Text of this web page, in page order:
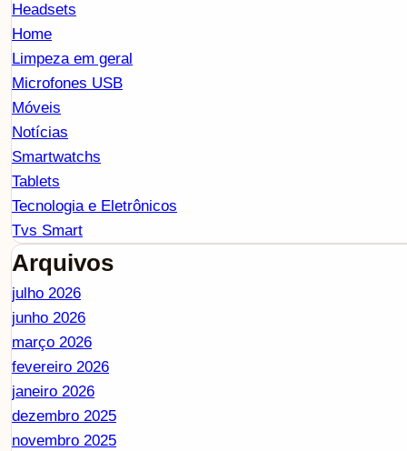
Headsets
Home
Limpeza em geral
Microfones USB
Móveis
Notícias
Smartwatchs
Tablets
Tecnologia e Eletrônicos
Tvs Smart
Arquivos
julho 2026
junho 2026
março 2026
fevereiro 2026
janeiro 2026
dezembro 2025
novembro 2025